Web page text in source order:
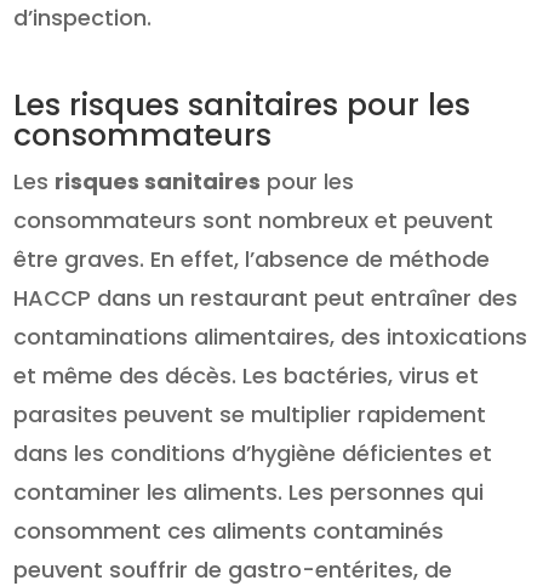
d’inspection.
Les risques sanitaires pour les
consommateurs
Les risques sanitaires pour les
consommateurs sont nombreux et peuvent
être graves. En effet, l’absence de méthode
HACCP dans un restaurant peut entraîner des
contaminations alimentaires, des intoxications
et même des décès. Les bactéries, virus et
parasites peuvent se multiplier rapidement
dans les conditions d’hygiène déficientes et
contaminer les aliments. Les personnes qui
consomment ces aliments contaminés
peuvent souffrir de gastro-entérites, de